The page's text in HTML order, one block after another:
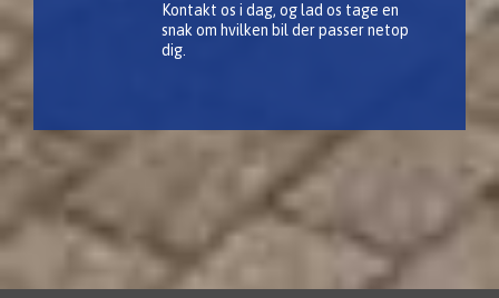
Kontakt os i dag, og lad os tage en
snak om hvilken bil der passer netop
dig.